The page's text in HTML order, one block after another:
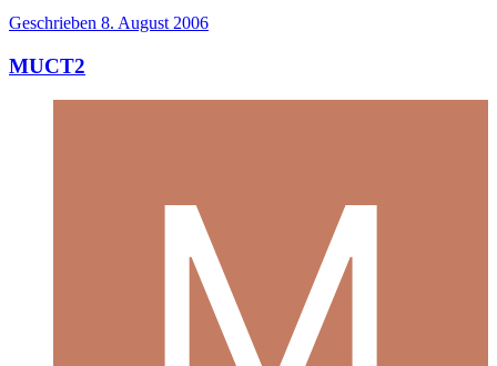
Geschrieben 8. August 2006
MUCT2